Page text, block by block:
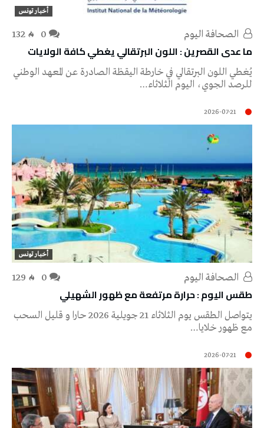
أخبار تونس
132
ما عدى القصرين : اللون البرتقالي يغطي كافة الولايات
يُغطي اللون البرتقالي في خارطة اليقظة الصادرة عن المعهد الوطني
للرصد الجوي، اليوم الثلاثاء…
2026-07-21
أخبار تونس
129
طقس اليوم : حرارة مرتفعة مع ظهور الشهيلي
يتواصل الطقس يوم الثلاثاء 21 جويلية 2026 حارا و قليل السحب
مع ظهور خلايا…
2026-07-21